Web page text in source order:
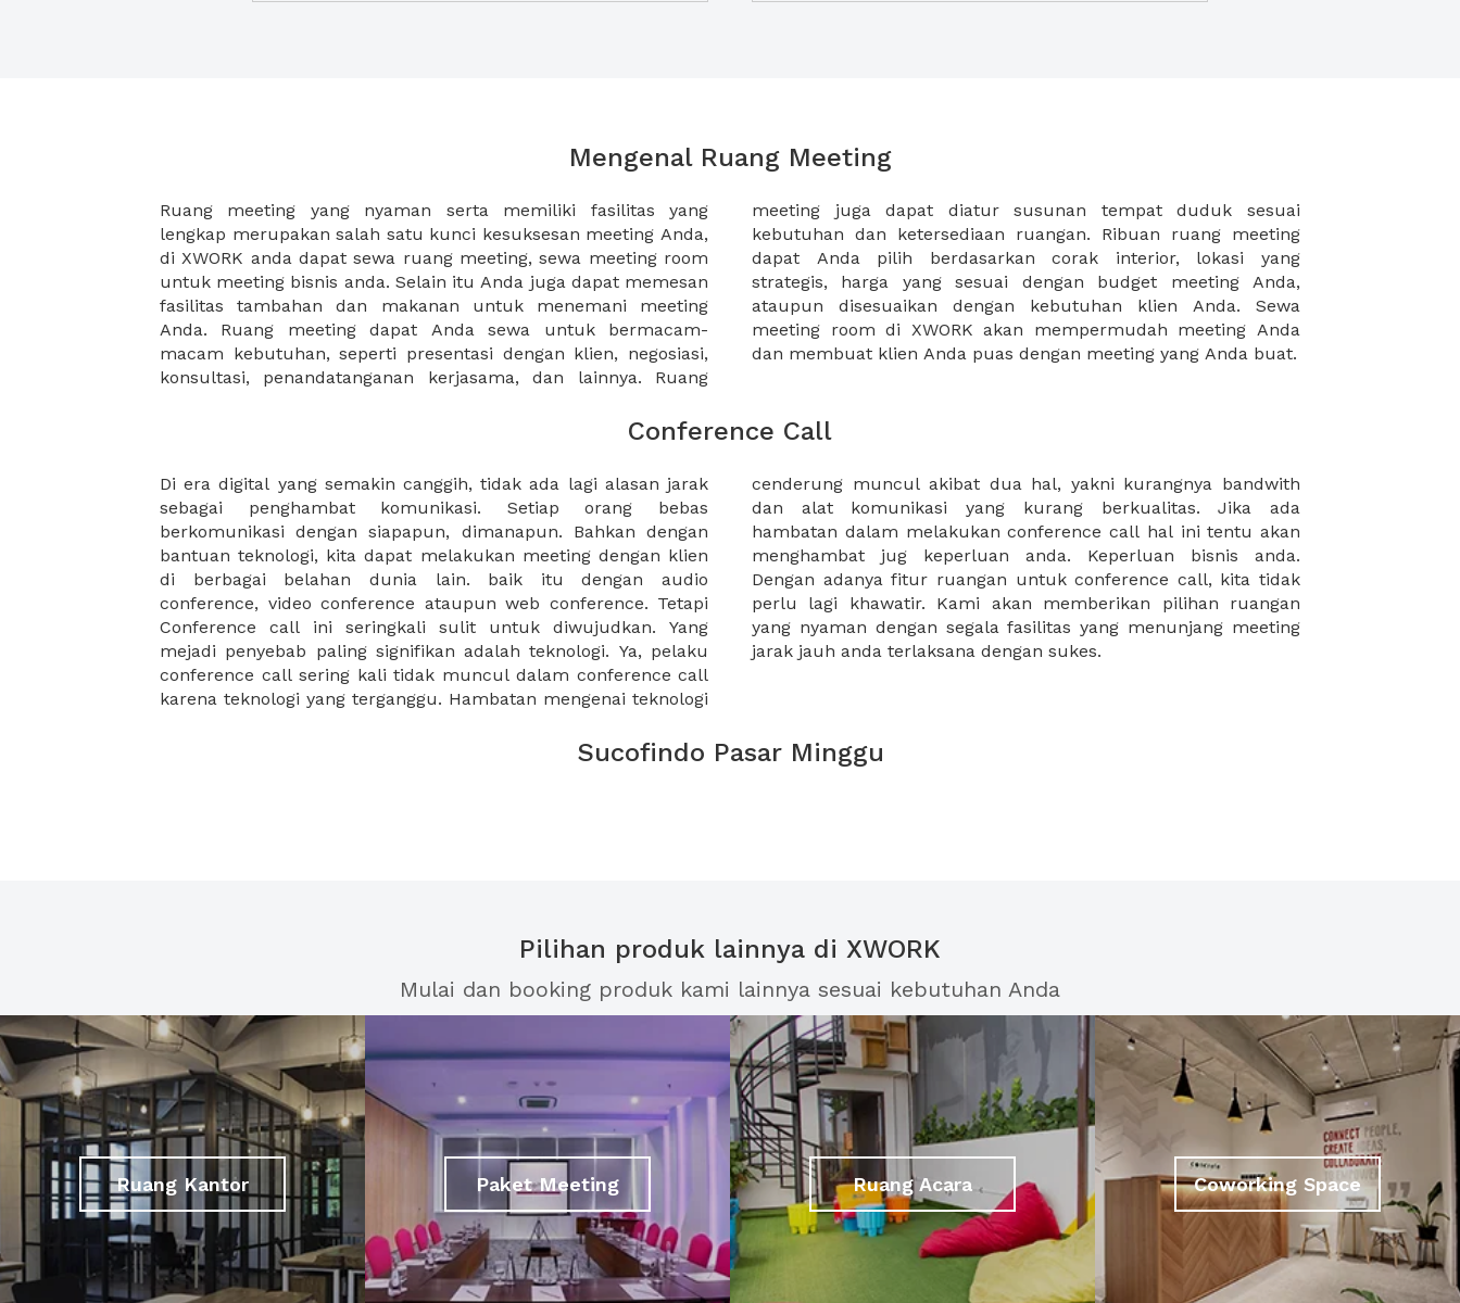
Mengenal Ruang Meeting
Ruang meeting yang nyaman serta memiliki fasilitas yang
lengkap merupakan salah satu kunci kesuksesan meeting Anda,
di XWORK anda dapat sewa ruang meeting, sewa meeting room
untuk meeting bisnis anda. Selain itu Anda juga dapat memesan
fasilitas tambahan dan makanan untuk menemani meeting
Anda. Ruang meeting dapat Anda sewa untuk bermacam-
macam kebutuhan, seperti presentasi dengan klien, negosiasi,
konsultasi, penandatanganan kerjasama, dan lainnya. Ruang
meeting juga dapat diatur susunan tempat duduk sesuai
kebutuhan dan ketersediaan ruangan. Ribuan ruang meeting
dapat Anda pilih berdasarkan corak interior, lokasi yang
strategis, harga yang sesuai dengan budget meeting Anda,
ataupun disesuaikan dengan kebutuhan klien Anda. Sewa
meeting room di XWORK akan mempermudah meeting Anda
dan membuat klien Anda puas dengan meeting yang Anda buat.
Conference Call
Di era digital yang semakin canggih, tidak ada lagi alasan jarak
sebagai penghambat komunikasi. Setiap orang bebas
berkomunikasi dengan siapapun, dimanapun. Bahkan dengan
bantuan teknologi, kita dapat melakukan meeting dengan klien
di berbagai belahan dunia lain. baik itu dengan audio
conference, video conference ataupun web conference. Tetapi
Conference call ini seringkali sulit untuk diwujudkan. Yang
mejadi penyebab paling signifikan adalah teknologi. Ya, pelaku
conference call sering kali tidak muncul dalam conference call
karena teknologi yang terganggu. Hambatan mengenai teknologi
cenderung muncul akibat dua hal, yakni kurangnya bandwith
dan alat komunikasi yang kurang berkualitas. Jika ada
hambatan dalam melakukan conference call hal ini tentu akan
menghambat jug keperluan anda. Keperluan bisnis anda.
Dengan adanya fitur ruangan untuk conference call, kita tidak
perlu lagi khawatir. Kami akan memberikan pilihan ruangan
yang nyaman dengan segala fasilitas yang menunjang meeting
jarak jauh anda terlaksana dengan sukes.
Sucofindo Pasar Minggu
Pilihan produk lainnya di XWORK
Mulai dan booking produk kami lainnya sesuai kebutuhan Anda
Ruang Kantor Paket Meeting Ruang Acara Coworking Space